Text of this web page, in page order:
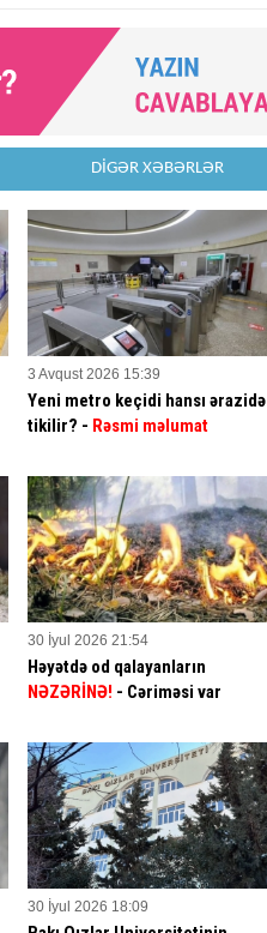
DİGƏR XƏBƏRLƏR
3 Avqust 2026 15:39
Yeni metro keçidi hansı ərazidə
tikilir? - Rəsmi məlumat
30 İyul 2026 21:54
Həyətdə od qalayanların
NƏZƏRİNƏ! - Cəriməsi var
30 İyul 2026 18:09